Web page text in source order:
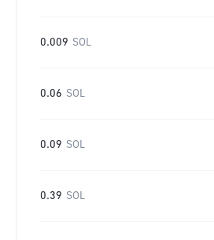
0.009 SOL
0.06 SOL
0.09 SOL
0.39 SOL